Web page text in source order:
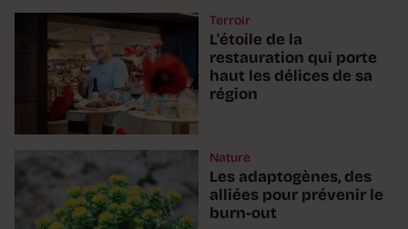
Terroir
L'étoile de la
restauration qui porte
haut les délices de sa
région
Nature
Les adaptogènes, des
alliées pour prévenir le
burn-out